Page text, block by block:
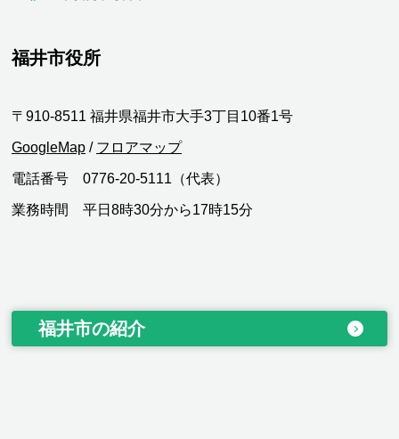
福井市役所
〒910-8511 福井県福井市大手3丁目10番1号
GoogleMap / フロアマップ
電話番号 0776-20-5111（代表）
業務時間 平日8時30分から17時15分
福井市の紹介